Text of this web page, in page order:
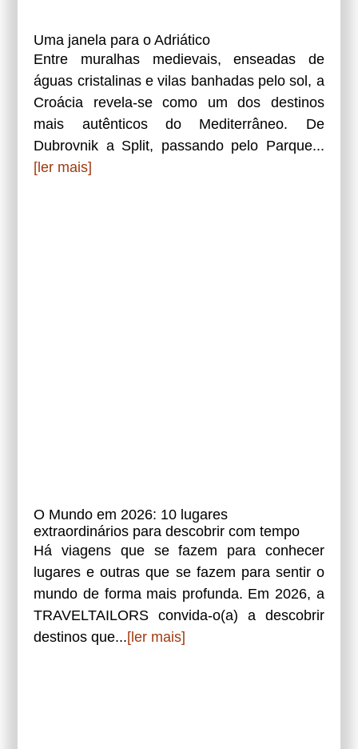
Uma janela para o Adriático
Entre muralhas medievais, enseadas de
águas cristalinas e vilas banhadas pelo sol, a
Croácia revela-se como um dos destinos
mais autênticos do Mediterrâneo. De
Dubrovnik a Split, passando pelo Parque...
[ler mais]
O Mundo em 2026: 10 lugares
extraordinários para descobrir com tempo
Há viagens que se fazem para conhecer
lugares e outras que se fazem para sentir o
mundo de forma mais profunda. Em 2026, a
TRAVELTAILORS convida-o(a) a descobrir
destinos que...[ler mais]